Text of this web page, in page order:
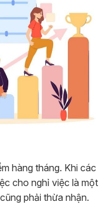
hàng tháng. Khi các
cho nghỉ việc là một
phải thừa nhận.